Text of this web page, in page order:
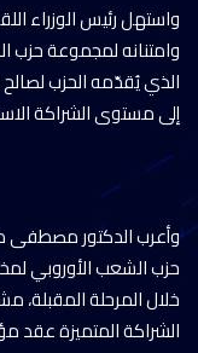
واستهل رئيس الوزراء
وامتنانه لمجموعة حزب
الذي يُقدّمه الحزب
إلى مستوى الشراكة
وأعرب الدكتور مصطفى
حزب الشعب الأوروبي
خلال المرحلة المقبلة،
الشراكة المتميزة عقد